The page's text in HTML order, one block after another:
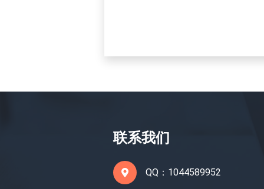
联系我们
QQ：1044589952